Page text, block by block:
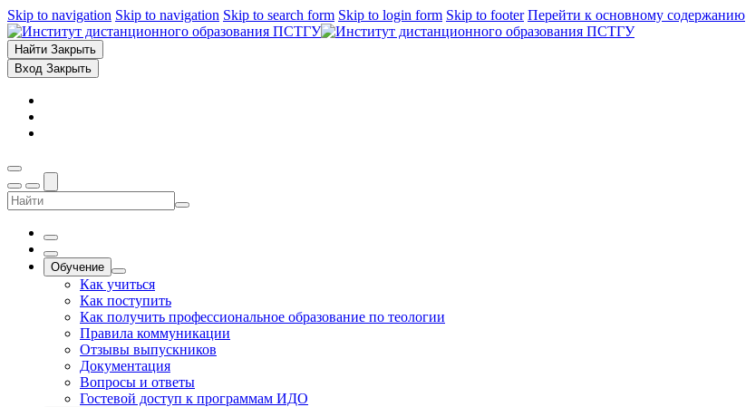
Skip to navigation Skip to navigation Skip to search form Skip to login form Skip to footer Перейти к основному содержанию
Найти Закрыть
Вход Закрыть
Обучение
Как учиться
Как поступить
Как получить профессиональное образование по теологии
Правила коммуникации
Отзывы выпускников
Документация
Вопросы и ответы
Гостевой доступ к программам ИДО